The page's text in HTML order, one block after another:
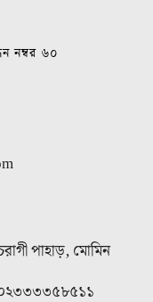
নম্বর ৬০
পাহাড়, মোমিন